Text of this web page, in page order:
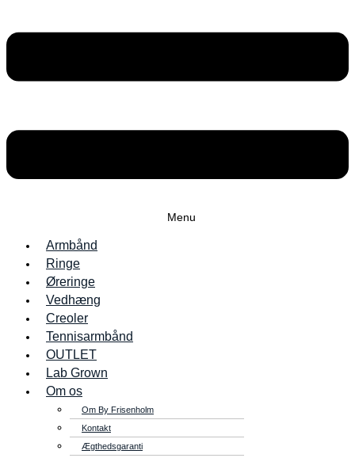
Menu
Armbånd
Ringe
Øreringe
Vedhæng
Creoler
Tennisarmbånd
OUTLET
Lab Grown
Om os
Om By Frisenholm
Kontakt
Ægthedsgaranti